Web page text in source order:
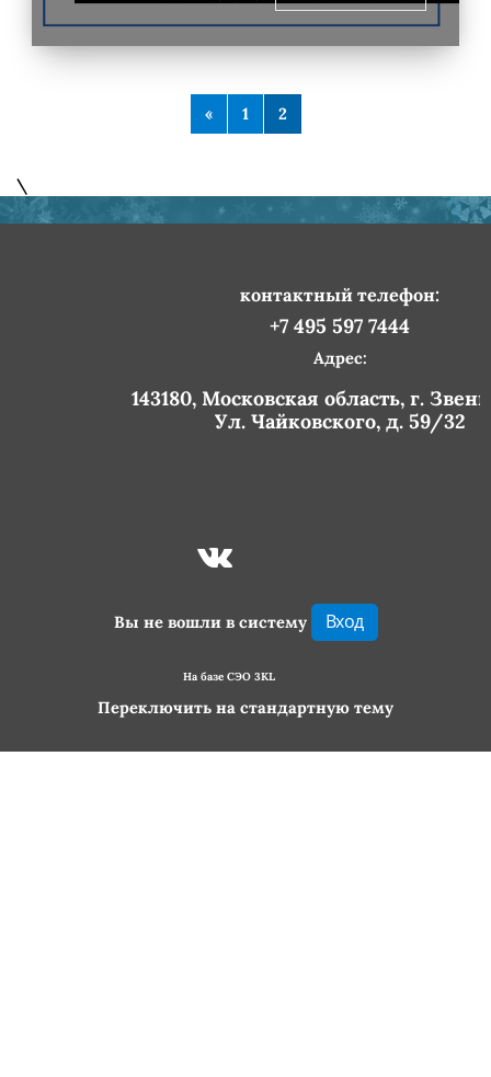
«Предыдущая страница
1Страница 1
2Страница 2
\
контактный телефон:
+7 495 597 7444
Адрес:
143180, Московская область, г.
Ул. Чайковского, д. 59/32
Вы не вошли в систему Вход
На базе СЭО 3KL
Переключить на стандартную тему